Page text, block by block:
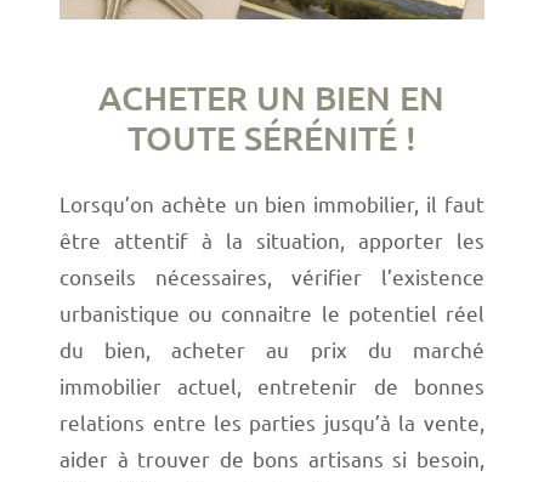
ACHETER UN BIEN EN
TOUTE SÉRÉNITÉ !
Lorsqu’on achète un bien immobilier, il faut
être attentif à la situation, apporter les
conseils nécessaires, vérifier l’existence
urbanistique ou connaitre le potentiel réel
du bien, acheter au prix du marché
immobilier actuel, entretenir de bonnes
relations entre les parties jusqu’à la vente,
aider à trouver de bons artisans si besoin,